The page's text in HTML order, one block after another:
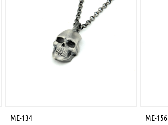
ME-134 ME-156